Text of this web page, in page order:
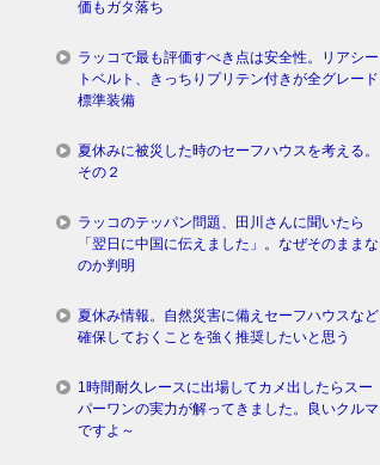
価もガタ落ち
ラッコで最も評価すべき点は安全性。リアシー
トベルト、きっちりプリテン付きが全グレード
標準装備
夏休みに被災した時のセーフハウスを考える。
その２
ラッコのテッパン問題、田川さんに聞いたら
「翌日に中国に伝えました」。なぜそのままな
のか判明
夏休み情報。自然災害に備えセーフハウスなど
確保しておくことを強く推奨したいと思う
1時間耐久レースに出場してカメ出したらスー
パーワンの実力が解ってきました。良いクルマ
ですよ～